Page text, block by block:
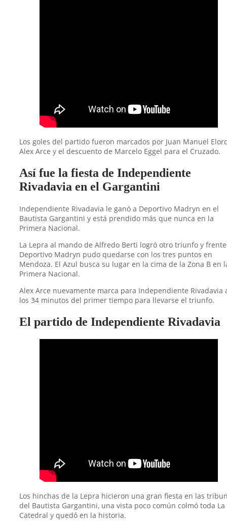
Los goles del partido fueron marcados por Juan Manuel
Alex Arce y el descuento de Marcelo Eggel para el Cruzado.
Así fue la fiesta de Independiente
Rivadavia en el Gargantini
Independiente Rivadavia le ganó a Deportivo Madryn en el
Bautista Gargantini y está prendido más que nunca en la
Primera Nacional.
La Lepra al mando de Alfredo Berti logró otro triunfo y
Deportivo Madryn pudo quedarse con los tres puntos en
Mendoza. El Azul busca su lugar en la cima de la Zona B en
Primera Nacional.
Alex Arce nuevamente marca para Independiente Rivadavia
los 34 minutos del primer tiempo para llevarse el triunfo.
El partido de Independiente Rivadavia
Los hinchas de la Lepra hicieron una gran fiesta en las
del Bautista Gargantini, una vista poco común colmó toda La
Catedral y quedó en la historia.